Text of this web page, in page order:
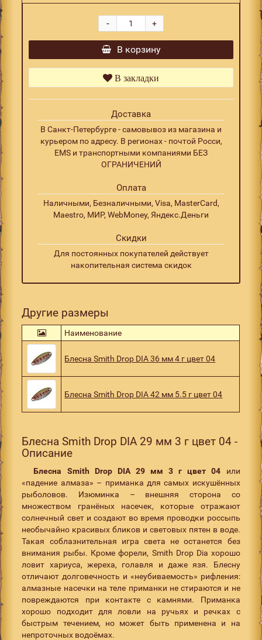
+
-
В корзину
В закладки
Доставка
В Санкт-Петербурге - самовывоз из магазина и
курьером по адресу. В регионах - почтой Росси,
EMS и транспортными компаниями БЕЗ
ОГРАНИЧЕНИЙ
Оплата
Наличными, Безналичными, Visa, MasterCard,
Maestro, МИР, WebMoney, Яндекс.Деньги
Скидки
Для постоянных покупателей действует
накопительная система скидок
Другие размеры
Наименование
Блесна Smith Drop DIA 36 мм 4 г цвет 04
Блесна Smith Drop DIA 42 мм 5.5 г цвет 04
Блесна Smith Drop DIA 29 мм 3 г цвет 04 -
Описание
Блесна Smith Drop DIA 29 мм 3 г цвет 04 или
«падение алмаза» – приманка для самых искушённых
рыболовов. Изюминка – внешняя сторона со
множеством гранёных насечек, которые отражают
солнечный свет и создают во время проводки россыпь
необычайно красивых бликов и световых пятен в воде.
Такая соблазнительная игра света не останется без
внимания рыбы. Кроме форели, Smith Drop Dia хорошо
ловит хариуса, жереха, голавля и даже язя. Блесну
отличают долговечность и «неубиваемость» рифления:
алмазные насечки на теле приманки не стираются и не
повреждаются при контакте с камнями. Приманка
хорошо подходит для ловли на ручьях и речках с
быстрым течением, но может быть применена и на
непроточных водоёмах.